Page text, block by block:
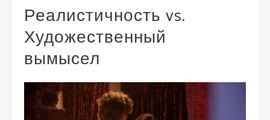
Реалистичность vs.
Художественный
вымысел